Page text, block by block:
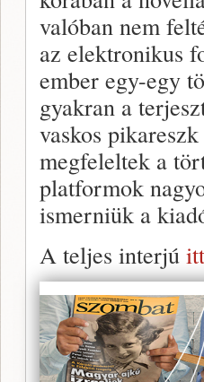
valóban nem
az elektronikus
ember egy-egy
gyakran a
vaskos
megfeleltek a
platformok
ismerniük a
A teljes interjú itt